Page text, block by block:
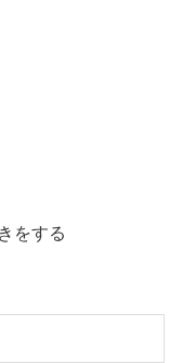
をする